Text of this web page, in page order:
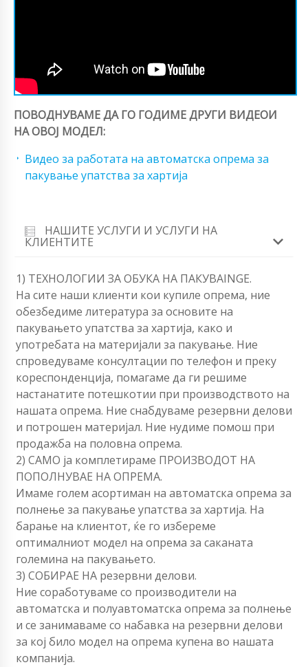
ПОВОДНУВАМЕ ДА ГО ГОДИМЕ ДРУГИ ВИДЕОИ
НА ОВОЈ МОДЕЛ:
Видео за работата на автоматска опрема за
пакување упатства за хартија
НАШИТЕ УСЛУГИ И УСЛУГИ НА
КЛИЕНТИТЕ
1) ТЕХНОЛОГИИ ЗА ОБУКА НА ПАКУВАINGЕ.
На сите наши клиенти кои купиле опрема, ние
обезбедиме литература за основите на
пакувањето упатства за хартија, како и
употребата на материјали за пакување. Ние
спроведуваме консултации по телефон и преку
кореспонденција, помагаме да ги решиме
настанатите потешкотии при производството на
нашата опрема. Ние снабдуваме резервни делови
и потрошен материјал. Ние нудиме помош при
продажба на половна опрема.
2) САМО ја комплетираме ПРОИЗВОДОТ НА
ПОПОЛНУВАЕ НА ОПРЕМА.
Имаме голем асортиман на автоматска опрема за
полнење за пакување упатства за хартија. На
барање на клиентот, ќе го избереме
оптималниот модел на опрема за саканата
големина на пакувањето.
3) СОБИРАЕ НА резервни делови.
Ние соработуваме со производители на
автоматска и полуавтоматска опрема за полнење
и се занимаваме со набавка на резервни делови
за кој било модел на опрема купена во нашата
компанија.